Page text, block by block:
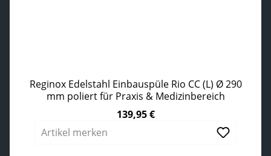
Reginox Edelstahl Einbauspüle Rio CC (L) Ø 290
mm poliert für Praxis & Medizinbereich
139,95 €
Artikel merken